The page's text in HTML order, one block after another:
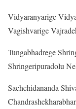
Vidyaranyarige
Vagishvarige
Tungabhadrege
Shringeripuradolu
Sachchidananda